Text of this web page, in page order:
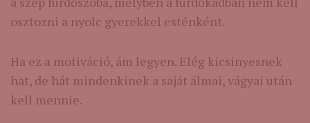
osztozni a nyolc gyerekkel esténként.
Ha ez a motiváció, ám legyen. Elég kicsinyesnek
hat, de hát mindenkinek a saját álmai, vágyai után
kell mennie.